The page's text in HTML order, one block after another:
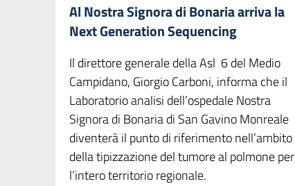
Al Nostra Signora di Bonaria arriva la
Next Generation Sequencing
Il direttore generale della Asl 6 del Medio
Campidano, Giorgio Carboni, informa che il
Laboratorio analisi dell’ospedale Nostra
Signora di Bonaria di San Gavino Monreale
diventerà il punto di riferimento nell’ambito
della tipizzazione del tumore al polmone per
l’intero territorio regionale.